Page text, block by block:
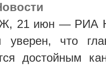
21 июн — РИА
уверен, что
достойным